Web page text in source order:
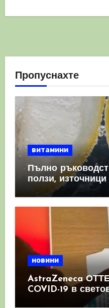
Пропуснахте
витамини
Пълно
ползи,
имунната
новини
AstraZeneca
COVID-19 в
като призна, че